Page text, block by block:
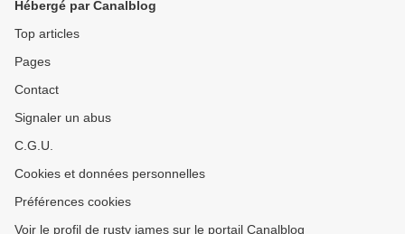
Hébergé par Canalblog
Top articles
Pages
Contact
Signaler un abus
C.G.U.
Cookies et données personnelles
Préférences cookies
Voir le profil de rusty james sur le portail Canalblog